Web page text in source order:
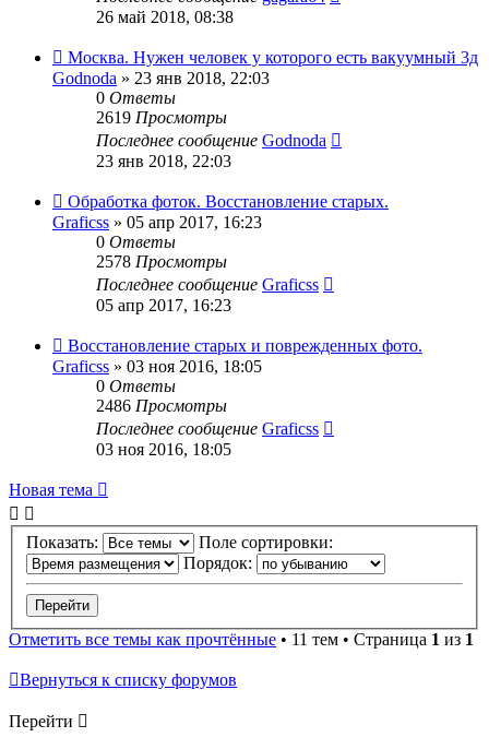
26 май 2018, 08:38
Москва. Нужен человек у которого есть вакуумный 3д
Godnoda » 23 янв 2018, 22:03
0 Ответы
2619 Просмотры
Последнее сообщение Godnoda
23 янв 2018, 22:03
Обработка фоток. Восстановление старых.
Graficss » 05 апр 2017, 16:23
0 Ответы
2578 Просмотры
Последнее сообщение Graficss
05 апр 2017, 16:23
Восстановление старых и поврежденных фото.
Graficss » 03 ноя 2016, 18:05
0 Ответы
2486 Просмотры
Последнее сообщение Graficss
03 ноя 2016, 18:05
Новая тема
Показать:
Поле сортировки:
Порядок:
Отметить все темы как прочтённые • 11 тем • Страница 1 из 1
Вернуться к списку форумов
Перейти